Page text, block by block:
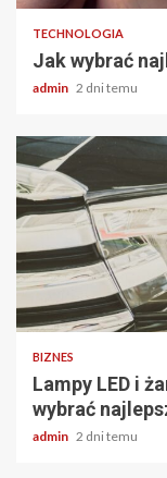
TECHNOLOGIA
Jak wybrać
admin 2 dni temu
2 min odczytu
BIZNES
Lampy LED i
wybrać
admin 2 dni temu